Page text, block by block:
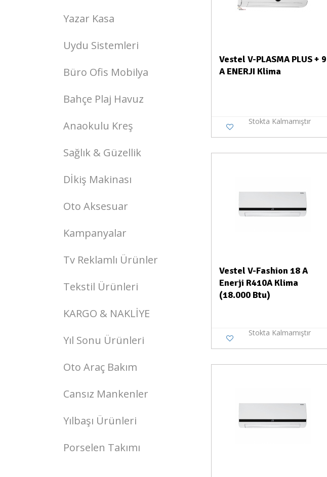
Yazar Kasa
Uydu Sistemleri
Büro Ofis Mobilya
Bahçe Plaj Havuz
Anaokulu Kreş
Sağlık & Güzellik
Dİkiş Makinası
Oto Aksesuar
Kampanyalar
Tv Reklamlı Ürünler
Tekstil Ürünleri
KARGO & NAKLİYE
Yıl Sonu Ürünleri
Oto Araç Bakım
Cansız Mankenler
Yılbaşı Ürünleri
Porselen Takımı
Vestel V-PLASMA PLUS + 9
A ENERJI Klima
Stokta Kalmamıştır
Vestel V-Fashion 18 A
Enerji R410A Klima
(18.000 Btu)
Stokta Kalmamıştır